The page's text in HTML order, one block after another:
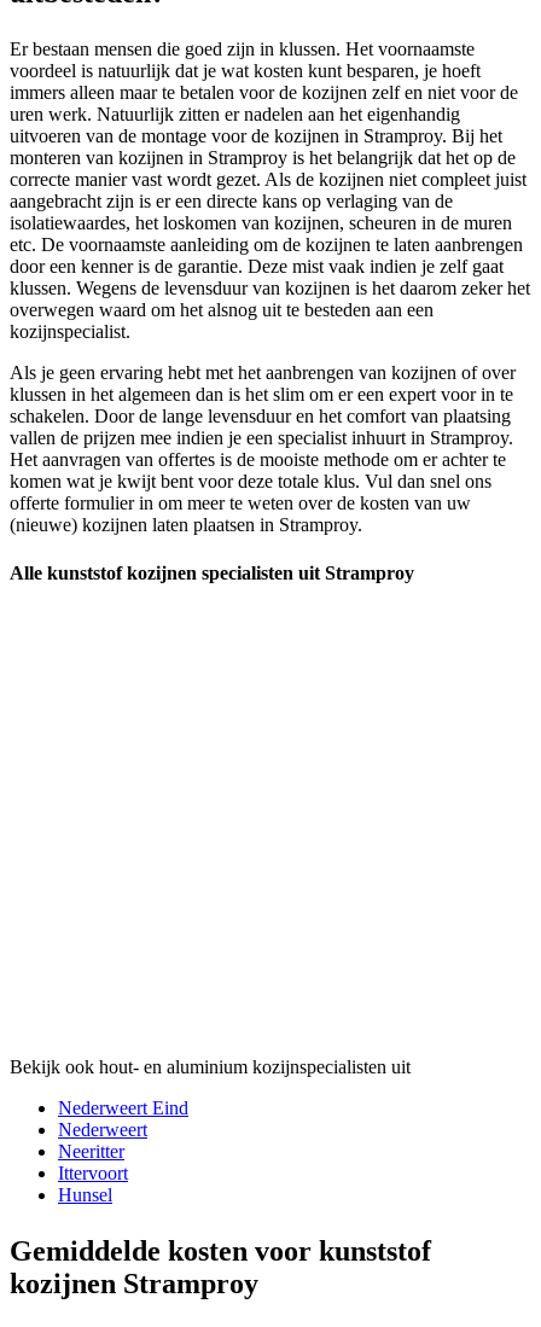
Er bestaan mensen die goed zijn in klussen. Het voornaamste
voordeel is natuurlijk dat je wat kosten kunt besparen, je hoeft
immers alleen maar te betalen voor de kozijnen zelf en niet voor de
uren werk. Natuurlijk zitten er nadelen aan het eigenhandig
uitvoeren van de montage voor de kozijnen in Stramproy. Bij het
monteren van kozijnen in Stramproy is het belangrijk dat het op de
correcte manier vast wordt gezet. Als de kozijnen niet compleet juist
aangebracht zijn is er een directe kans op verlaging van de
isolatiewaardes, het loskomen van kozijnen, scheuren in de muren
etc. De voornaamste aanleiding om de kozijnen te laten aanbrengen
door een kenner is de garantie. Deze mist vaak indien je zelf gaat
klussen. Wegens de levensduur van kozijnen is het daarom zeker het
overwegen waard om het alsnog uit te besteden aan een
kozijnspecialist.
Als je geen ervaring hebt met het aanbrengen van kozijnen of over
klussen in het algemeen dan is het slim om er een expert voor in te
schakelen. Door de lange levensduur en het comfort van plaatsing
vallen de prijzen mee indien je een specialist inhuurt in Stramproy.
Het aanvragen van offertes is de mooiste methode om er achter te
komen wat je kwijt bent voor deze totale klus. Vul dan snel ons
offerte formulier in om meer te weten over de kosten van uw
(nieuwe) kozijnen laten plaatsen in Stramproy.
Alle kunststof kozijnen specialisten uit Stramproy
Bekijk ook hout- en aluminium kozijnspecialisten uit
Nederweert Eind
Nederweert
Neeritter
Ittervoort
Hunsel
Gemiddelde kosten voor kunststof
kozijnen Stramproy